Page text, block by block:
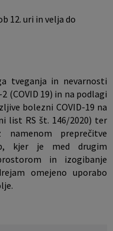
12. uri in velja do
tveganja in nevarnosti
(COVID 19) in na podlagi
bolezni COVID-19 na
list RS št. 146/2020) ter
preprečitve
kjer je med drugim
in izogibanje
omejeno uporabo